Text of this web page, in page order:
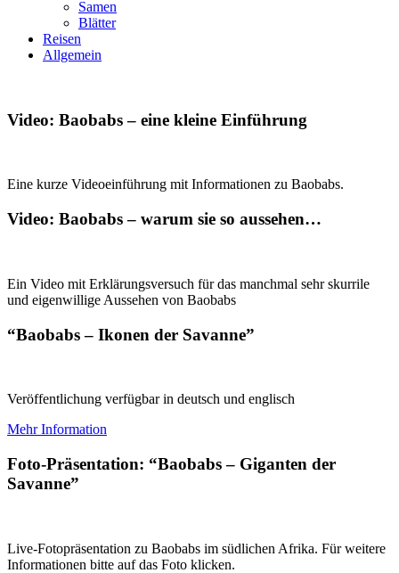
Samen
Blätter
Reisen
Allgemein
Video: Baobabs – eine kleine Einführung
Eine kurze Videoeinführung mit Informationen zu Baobabs.
Video: Baobabs – warum sie so aussehen…
Ein Video mit Erklärungsversuch für das manchmal sehr skurrile
und eigenwillige Aussehen von Baobabs
“Baobabs – Ikonen der Savanne”
Veröffentlichung verfügbar in deutsch und englisch
Mehr Information
Foto-Präsentation: “Baobabs – Giganten der
Savanne”
Live-Fotopräsentation zu Baobabs im südlichen Afrika. Für weitere
Informationen bitte auf das Foto klicken.